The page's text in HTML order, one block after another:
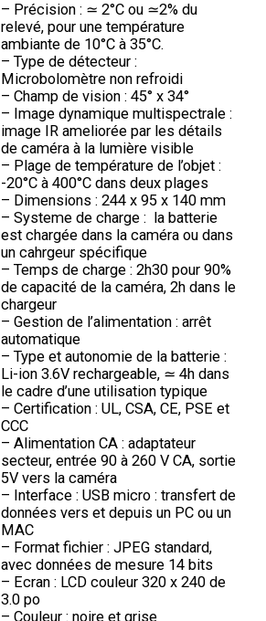
– Précision : ≃ 2°C ou ≃2% du
relevé, pour une température
ambiante de 10°C à 35°C.
– Type de détecteur :
Microbolomètre non refroidi
– Champ de vision : 45° x 34°
– Image dynamique multispectrale :
image IR ameliorée par les détails
de caméra à la lumière visible
– Plage de température de l’objet :
-20°C à 400°C dans deux plages
– Dimensions : 244 x 95 x 140 mm
– Systeme de charge : la batterie
est chargée dans la caméra ou dans
un cahrgeur spécifique
– Temps de charge : 2h30 pour 90%
de capacité de la caméra, 2h dans le
chargeur
– Gestion de l’alimentation : arrêt
automatique
– Type et autonomie de la batterie :
Li-ion 3.6V rechargeable, ≃ 4h dans
le cadre d’une utilisation typique
– Certification : UL, CSA, CE, PSE et
CCC
– Alimentation CA : adaptateur
secteur, entrée 90 à 260 V CA, sortie
5V vers la caméra
– Interface : USB micro : transfert de
données vers et depuis un PC ou un
MAC
– Format fichier : JPEG standard,
avec données de mesure 14 bits
– Ecran : LCD couleur 320 x 240 de
3.0 po
– Couleur : noire et grise